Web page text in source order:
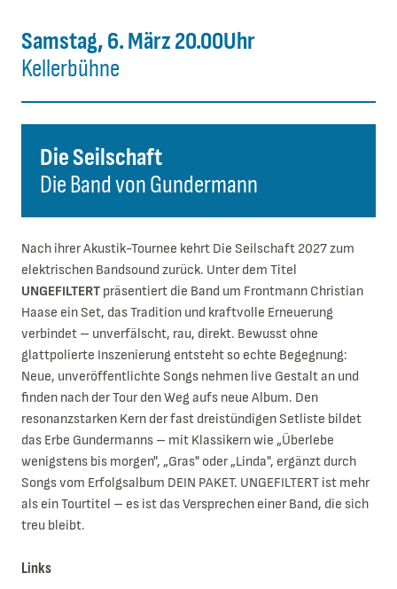
Samstag, 6. März 20.00Uhr
Kellerbühne
Die Seilschaft
Die Band von Gundermann
Nach ihrer Akustik-Tournee kehrt Die Seilschaft 2027 zum
elektrischen Bandsound zurück. Unter dem Titel
UNGEFILTERT präsentiert die Band um Frontmann Christian
Haase ein Set, das Tradition und kraftvolle Erneuerung
verbindet – unverfälscht, rau, direkt. Bewusst ohne
glattpolierte Inszenierung entsteht so echte Begegnung:
Neue, unveröffentlichte Songs nehmen live Gestalt an und
finden nach der Tour den Weg aufs neue Album. Den
resonanzstarken Kern der fast dreistündigen Setliste bildet
das Erbe Gundermanns – mit Klassikern wie „Überlebe
wenigstens bis morgen", „Gras" oder „Linda", ergänzt durch
Songs vom Erfolgsalbum DEIN PAKET. UNGEFILTERT ist mehr
als ein Tourtitel – es ist das Versprechen einer Band, die sich
treu bleibt.
Links